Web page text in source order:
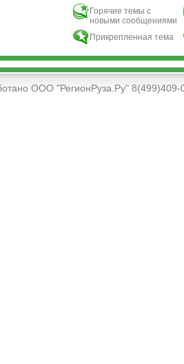
Горячие темы с
новыми сообщениями
Прикрепленная тема
ООО "РегионРуза.Ру" 8(499)409-